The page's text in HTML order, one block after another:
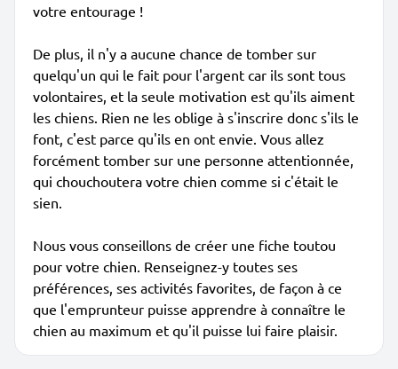
votre entourage !
De plus, il n'y a aucune chance de tomber sur
quelqu'un qui le fait pour l'argent car ils sont tous
volontaires, et la seule motivation est qu'ils aiment
les chiens. Rien ne les oblige à s'inscrire donc s'ils le
font, c'est parce qu'ils en ont envie. Vous allez
forcément tomber sur une personne attentionnée,
qui chouchoutera votre chien comme si c'était le
sien.
Nous vous conseillons de créer une fiche toutou
pour votre chien. Renseignez-y toutes ses
préférences, ses activités favorites, de façon à ce
que l'emprunteur puisse apprendre à connaître le
chien au maximum et qu'il puisse lui faire plaisir.